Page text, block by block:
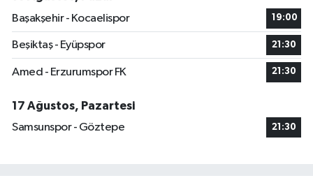
Başakşehir - Kocaelispor
19:00
Beşiktaş - Eyüpspor 21:30
Amed - Erzurumspor FK 21:30
17 Ağustos, Pazartesi
Samsunspor - Göztepe
21:30